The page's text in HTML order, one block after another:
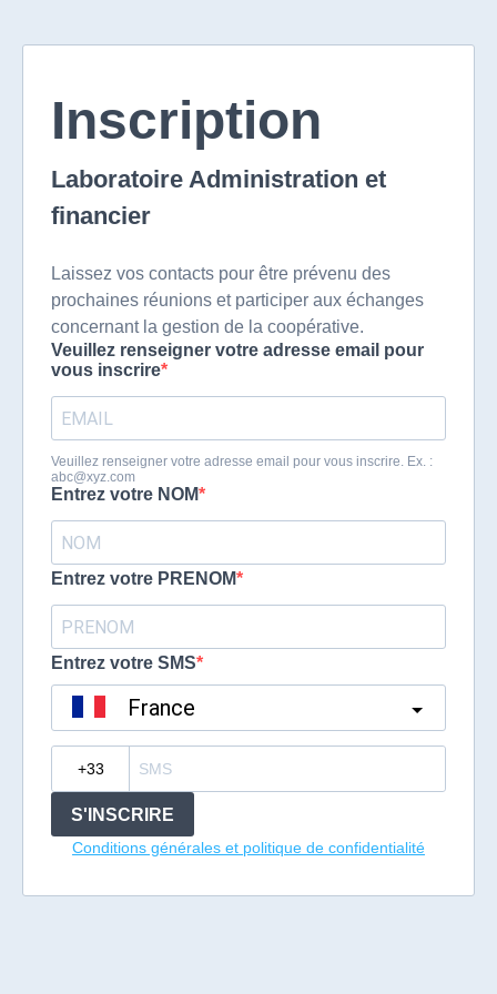
Inscription
Laboratoire Administration et
financier
Laissez vos contacts pour être prévenu des
prochaines réunions et participer aux échanges
concernant la gestion de la coopérative.
Veuillez renseigner votre adresse email pour
vous inscrire
Veuillez renseigner votre adresse email pour vous inscrire. Ex. :
abc@xyz.com
Entrez votre NOM
Entrez votre PRENOM
Entrez votre SMS
France
S'INSCRIRE
Conditions générales et politique de confidentialité